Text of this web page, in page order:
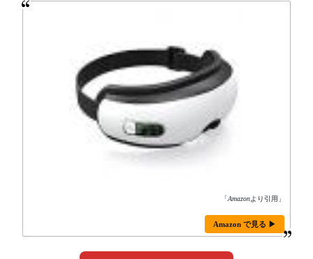
「Amazonより引用」
Amazon で見る ▶